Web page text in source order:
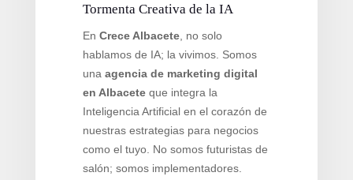
Tormenta Creativa de la IA
En Crece Albacete, no solo
hablamos de IA; la vivimos. Somos
una agencia de marketing digital
en Albaceteque integra la
Inteligencia Artificial en el corazón de
nuestras estrategias para negocios
como el tuyo. No somos futuristas de
salón; somos implementadores.